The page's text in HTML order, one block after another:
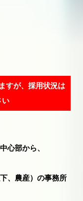
すが、採用状況は
い
心部から、
、農産）の事務所